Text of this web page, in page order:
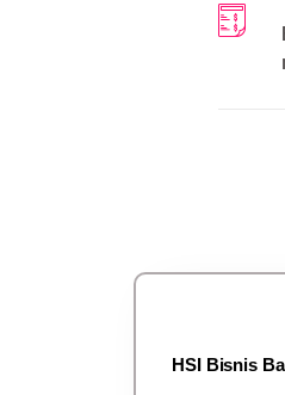
HSI Bisnis